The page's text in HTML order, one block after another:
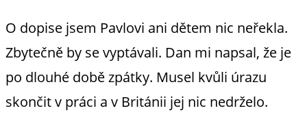
O dopise jsem Pavlovi ani dětem nic neřekla.
Zbytečně by se vyptávali. Dan mi napsal, že je
po dlouhé době zpátky. Musel kvůli úrazu
skončit v práci a v Británii jej nic nedrželo.